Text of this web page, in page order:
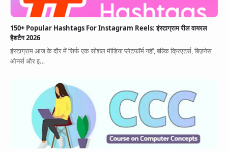
150+ Popular Hashtags For Instagram Reels: इंस्टाग्राम रील वायरल
हैशटैग 2026
इंस्टाग्राम आज के दौर में सिर्फ एक सोशल मीडिया प्लेटफॉर्म नहीं, बल्कि क्रिएटर्स, बिज़नेस
ओनर्स और इ…